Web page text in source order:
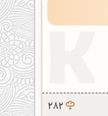
282